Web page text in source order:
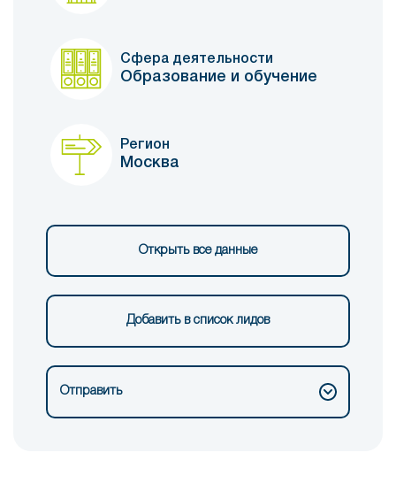
Сфера деятельности
Образование и обучение
Регион
Москва
Открыть все данные
Добавить в список лидов
Отправить